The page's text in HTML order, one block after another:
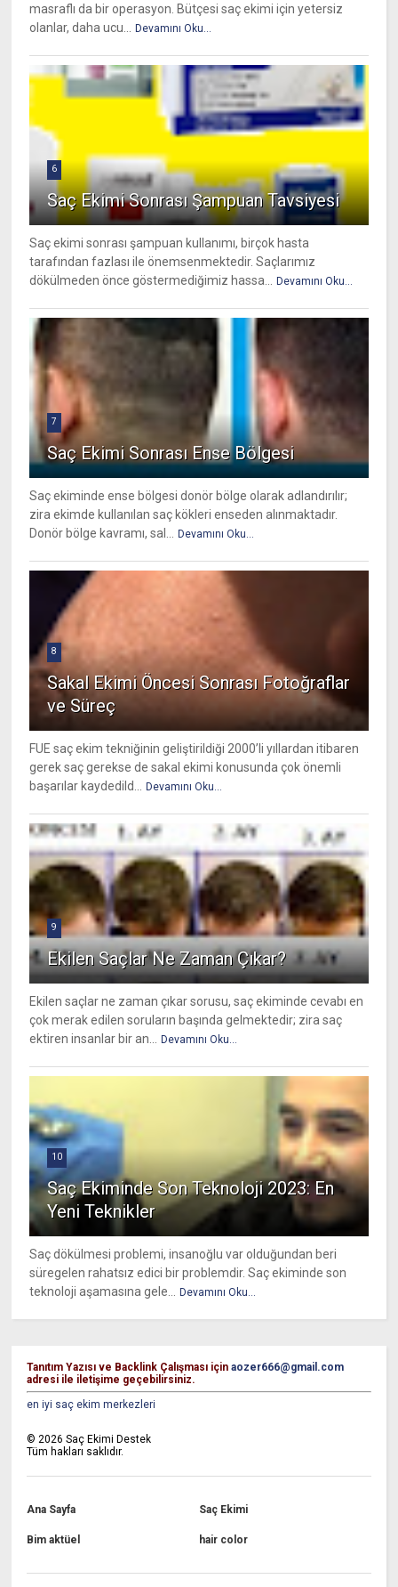
masraflı da bir operasyon. Bütçesi saç ekimi için yetersiz
olanlar, daha ucu...
Devamını Oku...
6
Saç Ekimi Sonrası Şampuan Tavsiyesi
Saç ekimi sonrası şampuan kullanımı, birçok hasta
tarafından fazlası ile önemsenmektedir. Saçlarımız
dökülmeden önce göstermediğimiz hassa...
Devamını Oku...
7
Saç Ekimi Sonrası Ense Bölgesi
Saç ekiminde ense bölgesi donör bölge olarak adlandırılır;
zira ekimde kullanılan saç kökleri enseden alınmaktadır.
Donör bölge kavramı, sal...
Devamını Oku...
8
Sakal Ekimi Öncesi Sonrası Fotoğraflar
ve Süreç
FUE saç ekim tekniğinin geliştirildiği 2000’li yıllardan itibaren
gerek saç gerekse de sakal ekimi konusunda çok önemli
başarılar kaydedild...
Devamını Oku...
9
Ekilen Saçlar Ne Zaman Çıkar?
Ekilen saçlar ne zaman çıkar sorusu, saç ekiminde cevabı en
çok merak edilen soruların başında gelmektedir; zira saç
ektiren insanlar bir an...
Devamını Oku...
10
Saç Ekiminde Son Teknoloji 2023: En
Yeni Teknikler
Saç dökülmesi problemi, insanoğlu var olduğundan beri
süregelen rahatsız edici bir problemdir. Saç ekiminde son
teknoloji aşamasına gele...
Devamını Oku...
Tanıtım Yazısı ve Backlink Çalışması içinaozer666@gmail.com
adresi ile iletişime geçebilirsiniz.
en iyi saç ekim merkezleri
© 2026 Saç Ekimi Destek
Tüm hakları saklıdır.
Ana Sayfa Saç Ekimi
Bim aktüel hair color